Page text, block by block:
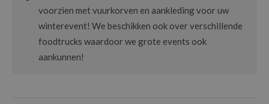
nog mooier te doen ogen en onze FLAMBADOU voor nog
meer spektakel en smaak zetten de puntjes op de i.
Verder beschikken we ook over een mobiele wijnbar en trailer
voor alle mogelijke dranken arrangementen.
voorzien met vuurkorven en aankleding voor uw
winterevent! We beschikken ook over verschillende
foodtrucks waardoor we grote events ook
aankunnen!